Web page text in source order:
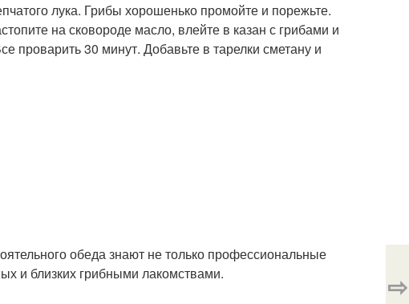
лука. Грибы хорошенько промойте и порежьте.
на сковороде масло, влейте в казан с грибами и
проварить 30 минут. Добавьте в тарелки сметану и
обеда знают не только профессиональные
и близких грибными лакомствами.
⇨